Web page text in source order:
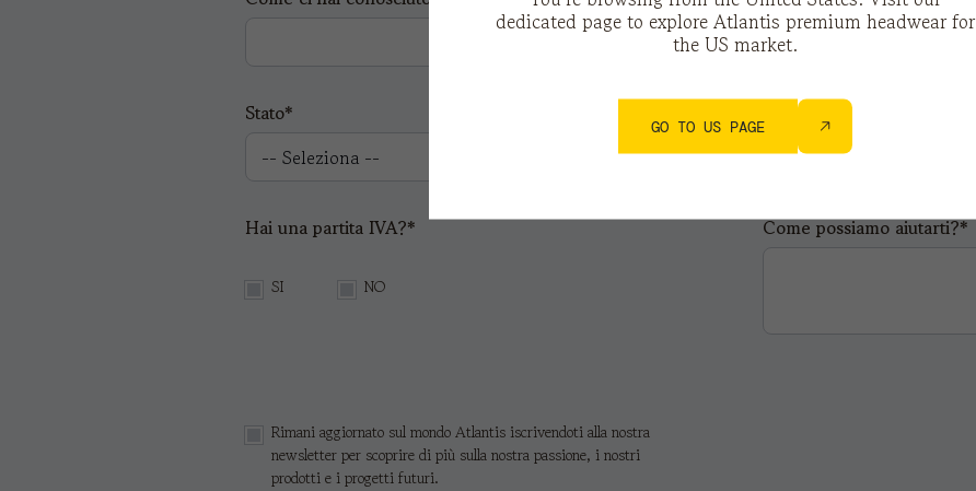
Stato* Città*
Hai una partita IVA?*
SI NO
Come possiamo aiutarti?*
Rimani aggiornato sul mondo Atlantis iscrivendoti alla nostra
newsletter per scoprire di più sulla nostra passione, i nostri
prodotti e i progetti futuri.
dedicated page to explore Atlantis premium headwear for
the US market.
GO TO US PAGE